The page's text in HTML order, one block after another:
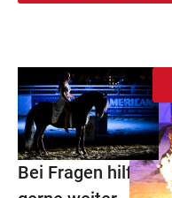
Bei Fragen hilft